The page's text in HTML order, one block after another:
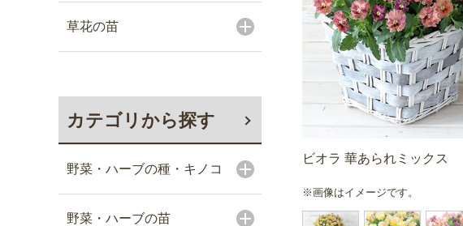
草花の苗
カテゴリから探す
野菜・ハーブの種・キノコ
野菜・ハーブの苗
ビオラ 華あられミックス
※画像はイメージです。